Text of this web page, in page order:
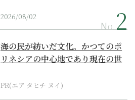
2026/08/02
No.
海の民が紡いだ文化。かつてのポ
リネシアの中心地であり現在の世
PR(エア タヒチ ヌイ)